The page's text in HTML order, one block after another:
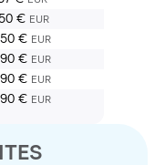
€ EUR
€ EUR
€ EUR
€ EUR
€ EUR